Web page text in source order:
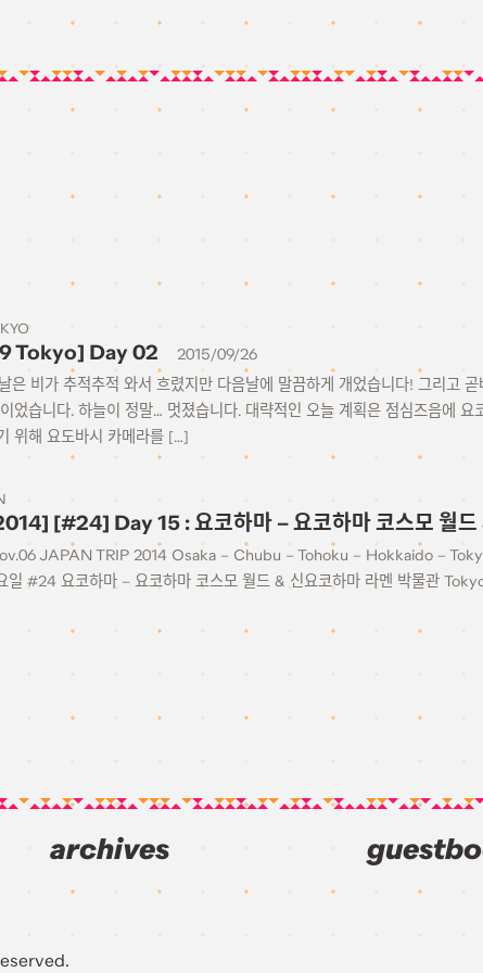
Tokyo] Day 02
2015/09/26
은 비가 추적추적 와서 흐렸지만 다음날에 말끔하게 개었습니다! 그리고
었습니다. 하늘이 정말… 멋졌습니다. 대략적인 오늘 계획은 점심즈음에 요
위해 요도바시 카메라를 […]
[#24] Day 15 : 요코하마 – 요코하마 코스모 월드
JAPAN TRIP 2014 Osaka – Chubu – Tohoku – Hokkaido –
일 #24 요코하마 – 요코하마 코스모 월드 & 신요코하마 라멘 박물관
archives